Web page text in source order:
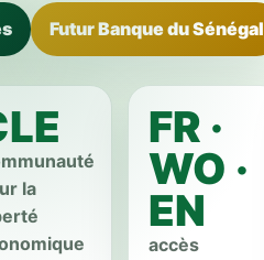
Futur Banque du Sénégal
la
FR ·
WO ·
EN
accès